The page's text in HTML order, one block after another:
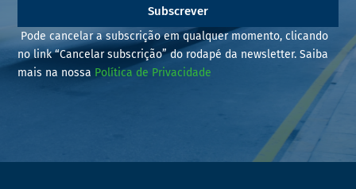
Subscrever
Pode cancelar a subscrição em qualquer momento, clicando
no link “Cancelar subscrição” do rodapé da newsletter. Saiba
mais na nossa Política de Privacidade